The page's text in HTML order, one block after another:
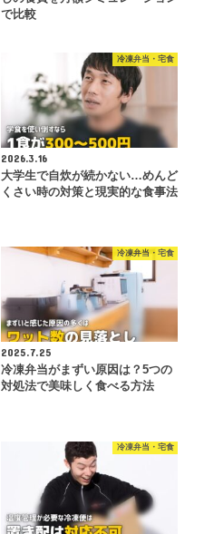
で比較
冷凍弁当・宅食
2026.3.16
大学生で自炊が続かない…めんど
くさい時の対策と現実的な食事法
冷凍弁当・宅食
2025.7.25
冷凍弁当がまずい原因は？5つの
対処法で美味しく食べる方法
冷凍弁当・宅食